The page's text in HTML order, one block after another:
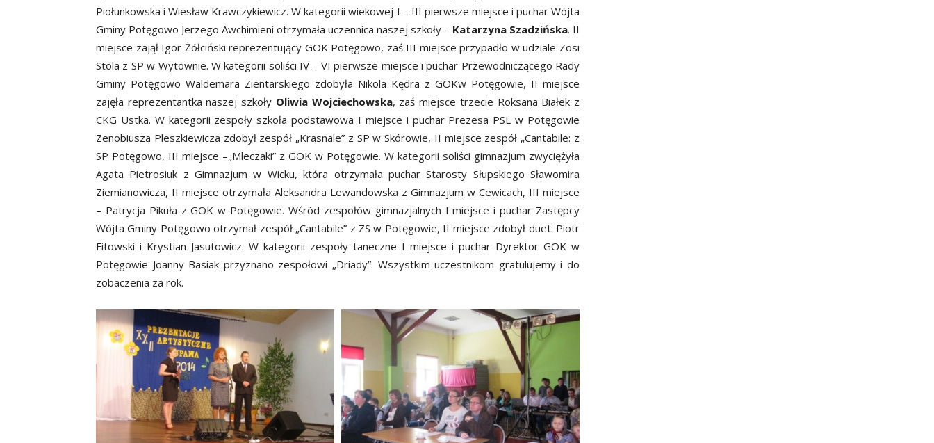
Piołunkowska i Wiesław Krawczykiewicz. W kategorii wiekowej I – III pierwsze miejsce i puchar Wójta
Gminy Potęgowo Jerzego Awchimieni otrzymała uczennica naszej szkoły – Katarzyna Szadzińska. II
miejsce zajął Igor Żółciński reprezentujący GOK Potęgowo, zaś III miejsce przypadło w udziale Zosi
Stola z SP w Wytownie. W kategorii soliści IV – VI pierwsze miejsce i puchar Przewodniczącego Rady
Gminy Potęgowo Waldemara Zientarskiego zdobyła Nikola Kędra z GOKw Potęgowie, II miejsce
zajęła reprezentantka naszej szkoły Oliwia Wojciechowska, zaś miejsce trzecie Roksana Białek z
CKG Ustka. W kategorii zespoły szkoła podstawowa I miejsce i puchar Prezesa PSL w Potęgowie
Zenobiusza Pleszkiewicza zdobył zespół „Krasnale” z SP w Skórowie, II miejsce zespół „Cantabile: z
SP Potęgowo, III miejsce –„Mleczaki” z GOK w Potęgowie. W kategorii soliści gimnazjum zwyciężyła
Agata Pietrosiuk z Gimnazjum w Wicku, która otrzymała puchar Starosty Słupskiego Sławomira
Ziemianowicza, II miejsce otrzymała Aleksandra Lewandowska z Gimnazjum w Cewicach, III miejsce
– Patrycja Pikuła z GOK w Potęgowie. Wśród zespołów gimnazjalnych I miejsce i puchar Zastępcy
Wójta Gminy Potęgowo otrzymał zespół „Cantabile” z ZS w Potęgowie, II miejsce zdobył duet: Piotr
Fitowski i Krystian Jasutowicz. W kategorii zespoły taneczne I miejsce i puchar Dyrektor GOK w
Potęgowie Joanny Basiak przyznano zespołowi „Driady”. Wszystkim uczestnikom gratulujemy i do
zobaczenia za rok.